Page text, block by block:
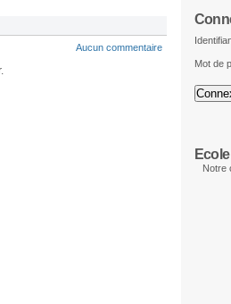
Aucun commentaire
Mot de
Notre